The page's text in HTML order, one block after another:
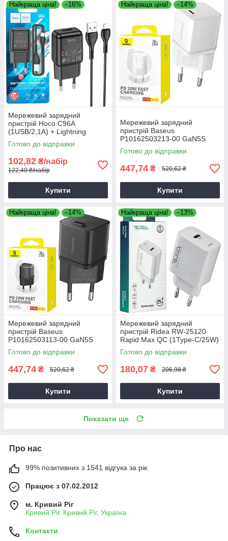
Найкраща ціна! –16%
Мережевий зарядний
пристрій Hoco C96A
(1USB/2,1A) + Lightning
чорний, зарядка для
смартфона
Готово до відправки
102,82 ₴/набір
122,40 ₴/набір
Купити
Найкраща ціна! –14%
Мережевий зарядний
пристрій Baseus
P10162503213-00 GaN5S
QC3.0 (1Type-C/20W) білий,
зарядний пристрій для
телефону
Готово до відправки
447,74 ₴ 520,62 ₴
Купити
Найкраща ціна! –14%
Мережевий зарядний
пристрій Baseus
P10162503113-00 GaN5S
QC3.0 (1Type-C/20W)
чорний, зарядний пристрій
для телефону
Готово до відправки
447,74 ₴ 520,62 ₴
Купити
Найкраща ціна! –13%
Мережевий зарядний
пристрій Ridea RW-25120
Rapid Max QC (1Type-C/25W)
білий, блок живлення для
смартфона
Готово до відправки
180,07 ₴ 206,98 ₴
Купити
Показати ще
Про нас
99% позитивних з 1541 відгука за рік
Працює з 07.02.2012
м. Кривий Ріг
Кривий Ріг, Кривий Ріг, Україна
Контакти